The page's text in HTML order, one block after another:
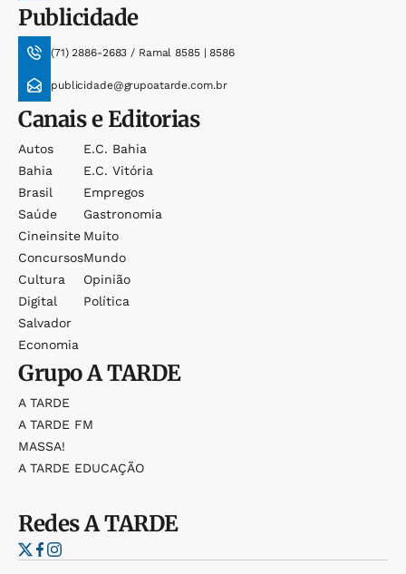
Publicidade
(71) 2886-2683 / Ramal 8585 | 8586
publicidade@grupoatarde.com.br
Canais e Editorias
Autos
Bahia
Brasil
Saúde
Cineinsite
Concursos
Cultura
Digital
Salvador
Economia
E.c. Bahia
E.c. Vitória
Empregos
Gastronomia
Muito
Mundo
Opinião
Política
GrupoA TARDE
A TARDE
A TARDE FM
MASSA!
A TARDE EDUCAÇÃO
RedesA TARDE